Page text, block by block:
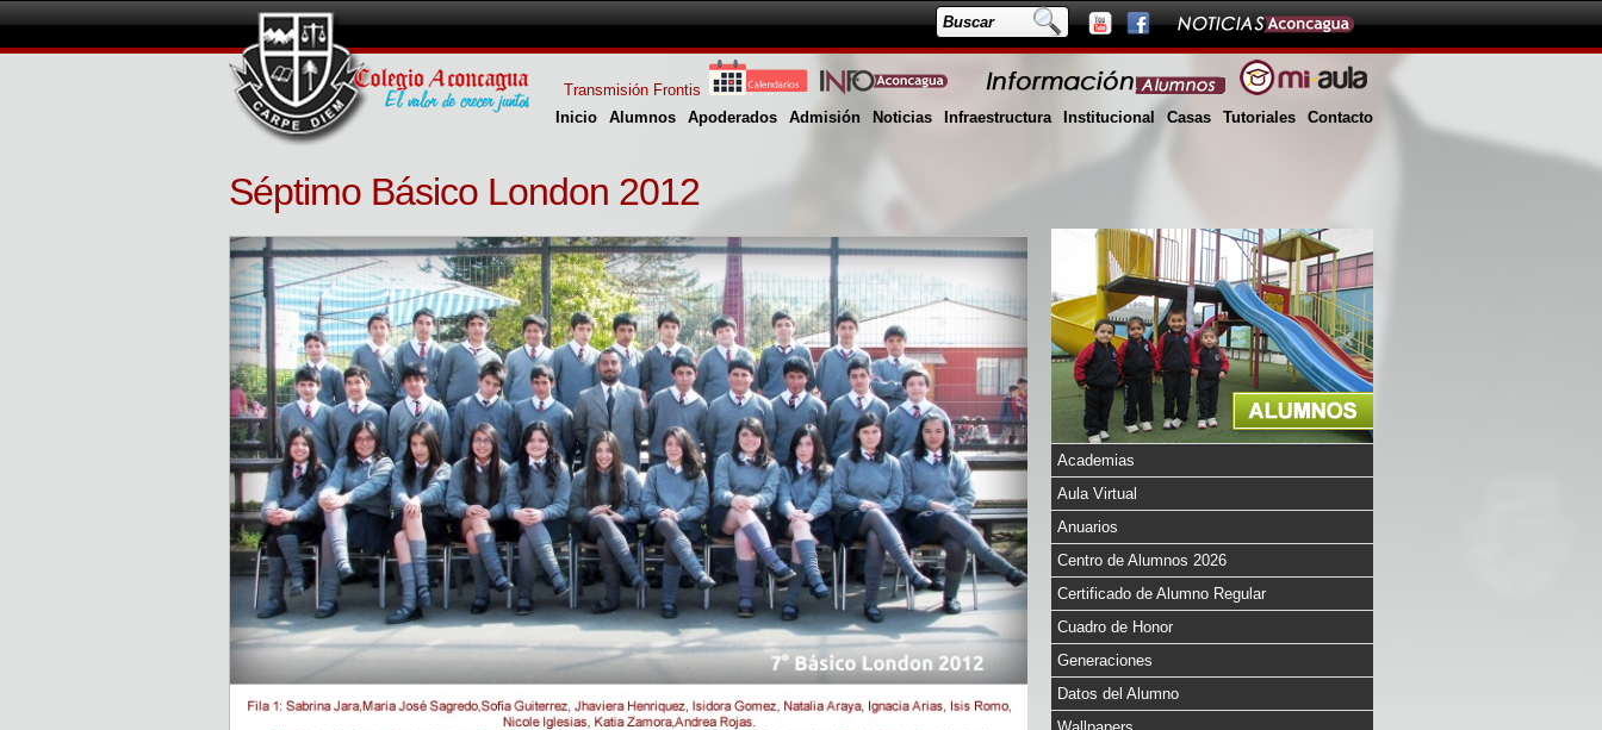
Inicio Alumnos Apoderados Admisión Noticias Infraestructura Institucional Casas Tutoriales Contacto
Transmisión Frontis
Séptimo Básico London 2012
Academias
Aula Virtual
Anuarios
Centro de Alumnos 2026
Certificado de Alumno Regular
Cuadro de Honor
Generaciones
Datos del Alumno